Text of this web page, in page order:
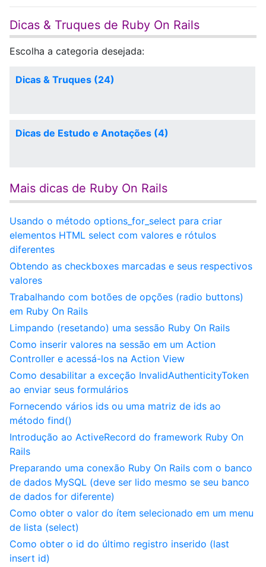
Dicas & Truques de Ruby On Rails
Escolha a categoria desejada:
Dicas & Truques (24)
Dicas de Estudo e Anotações (4)
Mais dicas de Ruby On Rails
Usando o método options_for_select para criar
elementos HTML select com valores e rótulos
diferentes
Obtendo as checkboxes marcadas e seus respectivos
valores
Trabalhando com botões de opções (radio buttons)
em Ruby On Rails
Limpando (resetando) uma sessão Ruby On Rails
Como inserir valores na sessão em um Action
Controller e acessá-los na Action View
Como desabilitar a exceção InvalidAuthenticityToken
ao enviar seus formulários
Fornecendo vários ids ou uma matriz de ids ao
método find()
Introdução ao ActiveRecord do framework Ruby On
Rails
Preparando uma conexão Ruby On Rails com o banco
de dados MySQL (deve ser lido mesmo se seu banco
de dados for diferente)
Como obter o valor do ítem selecionado em um menu
de lista (select)
Como obter o id do último registro inserido (last
insert id)